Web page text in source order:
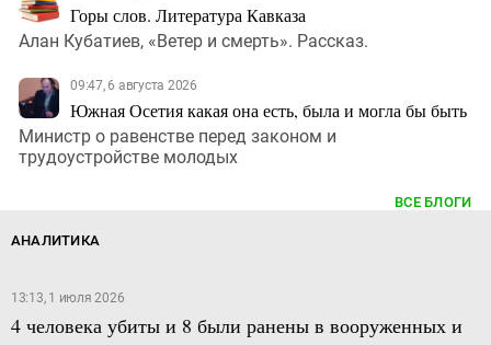
Горы слов. Литература Кавказа
Алан Кубатиев, «Ветер и смерть». Рассказ.
09:47, 6 августа 2026
Южная Осетия какая она есть, была и могла бы быть
Министр о равенстве перед законом и
трудоустройстве молодых
ВСЕ БЛОГИ
АНАЛИТИКА
13:13, 1 июля 2026
4 человека убиты и 8 были ранены в вооруженных и